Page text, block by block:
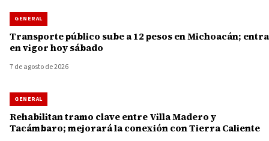
GENERAL
Transporte público sube a 12 pesos en Michoacán; entra
en vigor hoy sábado
7 de agosto de 2026
GENERAL
Rehabilitan tramo clave entre Villa Madero y
Tacámbaro; mejorará la conexión con Tierra Caliente